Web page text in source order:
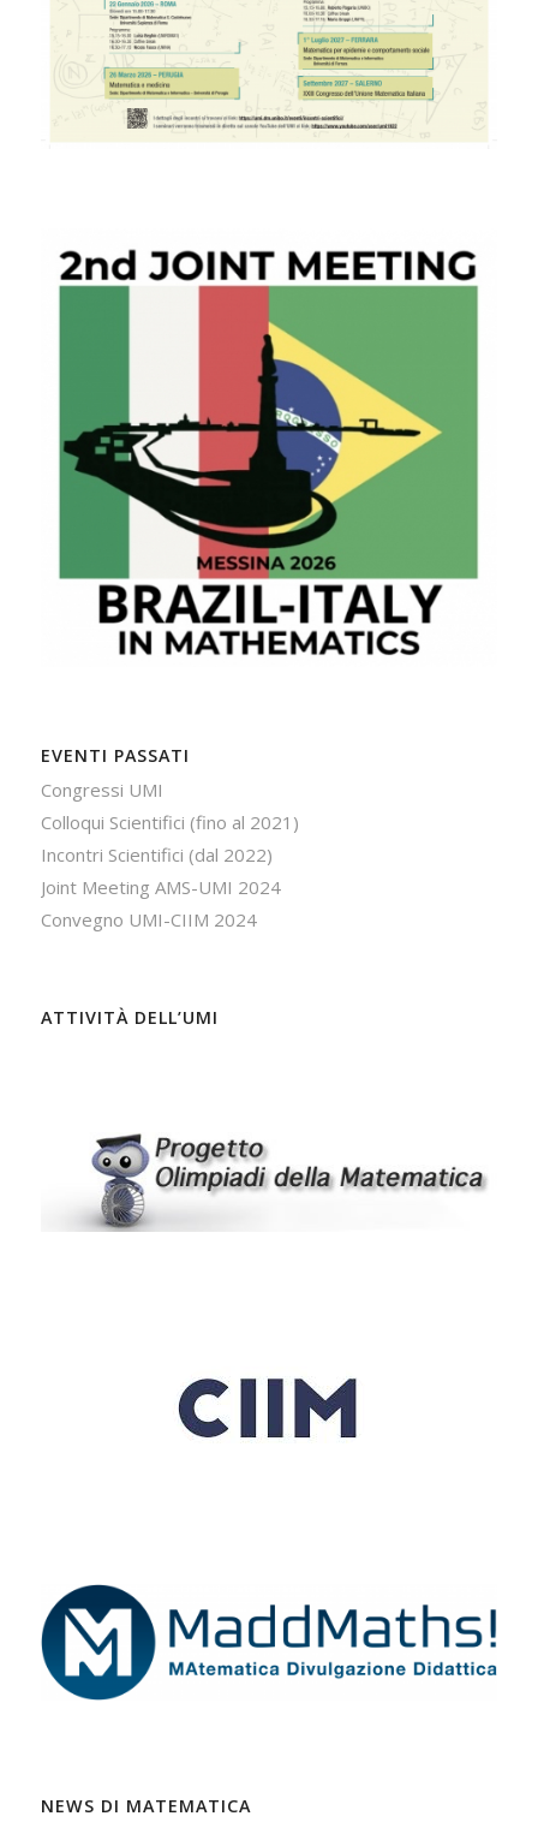
EVENTI PASSATI
Congressi UMI
Colloqui Scientifici (fino al 2021)
Incontri Scientifici (dal 2022)
Joint Meeting AMS-UMI 2024
Convegno UMI-CIIM 2024
ATTIVITÀ DELL’UMI
NEWS DI MATEMATICA